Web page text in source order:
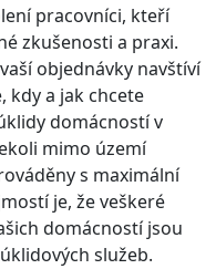
pracovníci, kteří
zkušenosti a praxi.
objednávky navštíví
kdy a jak chcete
domácnostív
mimo území
s maximální
je, že veškeré
domácností jsou
služeb.